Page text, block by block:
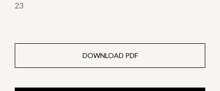
23
DOWNLOAD PDF